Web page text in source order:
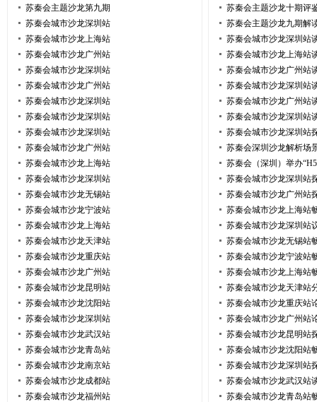
苏秦会主题沙龙第九期
苏秦会城市沙龙深圳站
苏秦会城市沙龙上海站
苏秦会城市沙龙广州站
苏秦会城市沙龙深圳站
苏秦会城市沙龙广州站
苏秦会城市沙龙深圳站
苏秦会城市沙龙深圳站
苏秦会城市沙龙深圳站
苏秦会城市沙龙广州站
苏秦会城市沙龙上海站
苏秦会城市沙龙深圳站
苏秦会城市沙龙无锡站
苏秦会城市沙龙宁波站
苏秦会城市沙龙上海站
苏秦会城市沙龙天津站
苏秦会城市沙龙重庆站
苏秦会城市沙龙广州站
苏秦会城市沙龙昆明站
苏秦会城市沙龙沈阳站
苏秦会城市沙龙深圳站
苏秦会城市沙龙武汉站
苏秦会城市沙龙青岛站
苏秦会城市沙龙南京站
苏秦会城市沙龙成都站
苏秦会城市沙龙福州站
苏秦会主题沙龙十期评
苏秦会主题沙龙九期解
苏秦会城市沙龙深圳站
苏秦会城市沙龙上海站
苏秦会城市沙龙广州站
苏秦会城市沙龙深圳站
苏秦会城市沙龙广州站
苏秦会城市沙龙深圳站
苏秦会城市沙龙深圳站
苏秦会深圳沙龙解析场
苏秦会（深圳）举办
苏秦会城市沙龙深圳站
苏秦会城市沙龙广州站
苏秦会城市沙龙上海站
苏秦会城市沙龙深圳站
苏秦会城市沙龙无锡站
苏秦会城市沙龙宁波站
苏秦会城市沙龙上海站
苏秦会城市沙龙天津站
苏秦会城市沙龙重庆站
苏秦会城市沙龙广州站
苏秦会城市沙龙昆明站
苏秦会城市沙龙沈阳站
苏秦会城市沙龙深圳站
苏秦会城市沙龙武汉站
苏秦会城市沙龙青岛站